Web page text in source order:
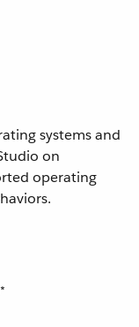
systems and
on
operating